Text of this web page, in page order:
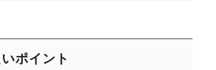
ポイント